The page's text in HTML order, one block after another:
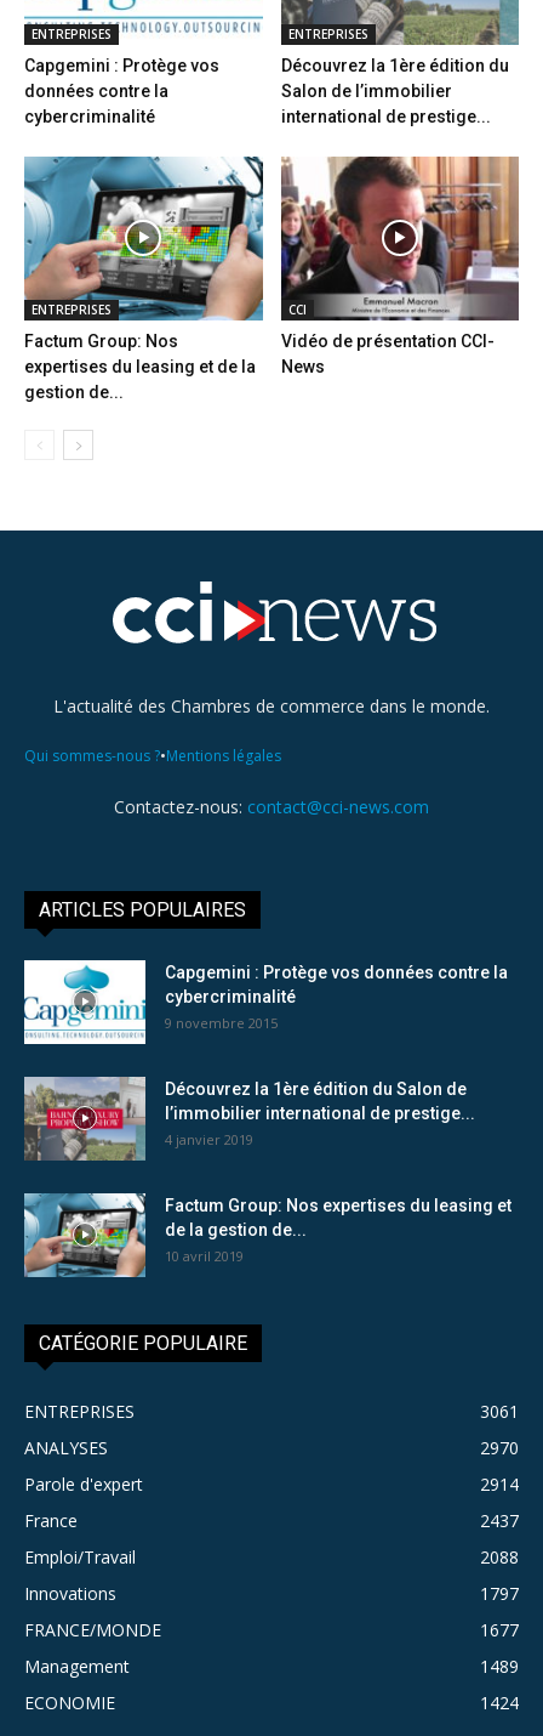
ENTREPRISES
Capgemini : Protège vos
données contre la
cybercriminalité
ENTREPRISES
Découvrez la 1ère édition du
Salon de l’immobilier
international de prestige...
ENTREPRISES
Factum Group: Nos
expertises du leasing et de la
gestion de...
CCI
Vidéo de présentation CCI-
News
L'actualité des Chambres de commerce dans le monde.
Qui sommes-nous ?•Mentions légales
Contactez-nous: contact@cci-news.com
ARTICLES POPULAIRES
Capgemini : Protège vos données contre la
cybercriminalité
9 novembre 2015
Découvrez la 1ère édition du Salon de
l’immobilier international de prestige...
4 janvier 2019
Factum Group: Nos expertises du leasing et
de la gestion de...
10 avril 2019
CATÉGORIE POPULAIRE
ENTREPRISES
3061
ANALYSES
2970
Parole d'expert
2914
France
2437
Emploi/Travail
2088
Innovations
1797
FRANCE/MONDE
1677
Management
1489
ECONOMIE
1424